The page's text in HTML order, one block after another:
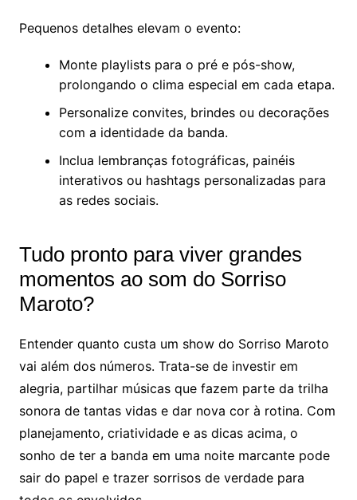
Pequenos detalhes elevam o evento:
Monte playlists para o pré e pós-show,
prolongando o clima especial em cada etapa.
Personalize convites, brindes ou decorações
com a identidade da banda.
Inclua lembranças fotográficas, painéis
interativos ou hashtags personalizadas para
as redes sociais.
Tudo pronto para viver grandes
momentos ao som do Sorriso
Maroto?
Entender quanto custa um show do Sorriso Maroto
vai além dos números. Trata-se de investir em
alegria, partilhar músicas que fazem parte da trilha
sonora de tantas vidas e dar nova cor à rotina. Com
planejamento, criatividade e as dicas acima, o
sonho de ter a banda em uma noite marcante pode
sair do papel e trazer sorrisos de verdade para